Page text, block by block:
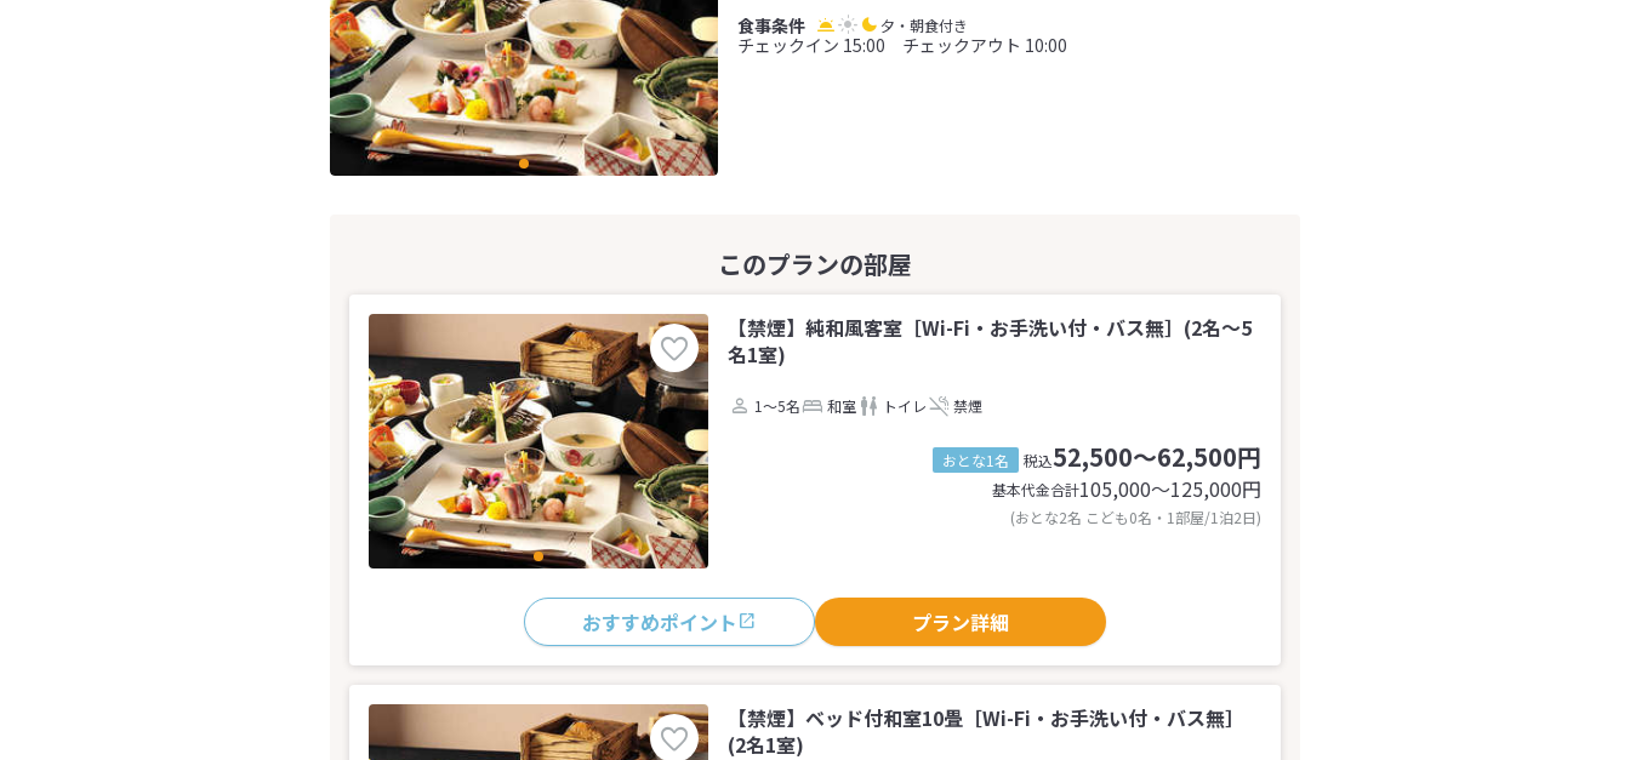
夕・朝食付き
チェックイン 15:00 チェックアウト 10:00
【禁煙】純和風客室［Wi-Fi・お手洗い付・バス無］(2名～5
名1室)
1～5名 和室 トイレ 禁煙
おとな1名 税込52,500～62,500円
基本代金合計105,000〜125,000円
(おとな2名 こども0名・1部屋/1泊2日)
おすすめポイント プラン詳細
【禁煙】ベッド付和室10畳［Wi-Fi・お手洗い付・バス無］
(2名1室)